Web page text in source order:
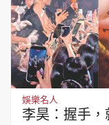
娛樂名人
李昊：握手